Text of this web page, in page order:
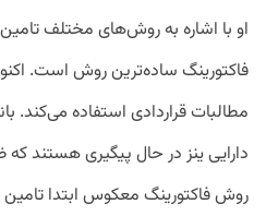
او با اشاره به روش‌های مختلف
فاکتورینگ ساده‌ترین روش است.
مطالبات قراردادی استفاده می‌کند.
دارایی ینز در حال پیگیری هستند
روش فاکتورینگ معکوس ابتدا